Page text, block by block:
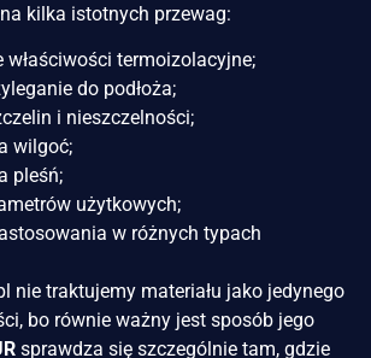
kilka istotnych przewag:
właściwości termoizolacyjne;
do podłoża;
i nieszczelności;
wilgoć;
pleśń;
użytkowych;
w różnych typach
nie traktujemy materiału jako jedynego
bo równie ważny jest sposób jego
sprawdza się szczególnie tam, gdzie